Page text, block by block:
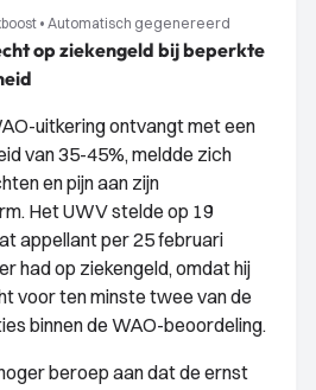
• Automatisch gegenereerd
op ziekengeld bij beperkte
uitkering ontvangt met een
van 35-45%, meldde zich
en pijn aan zijn
Het UWV stelde op 19
appellant per 25 februari
had op ziekengeld, omdat hij
voor ten minste twee van de
binnen de WAO-beoordeling.
beroep aan dat de ernst